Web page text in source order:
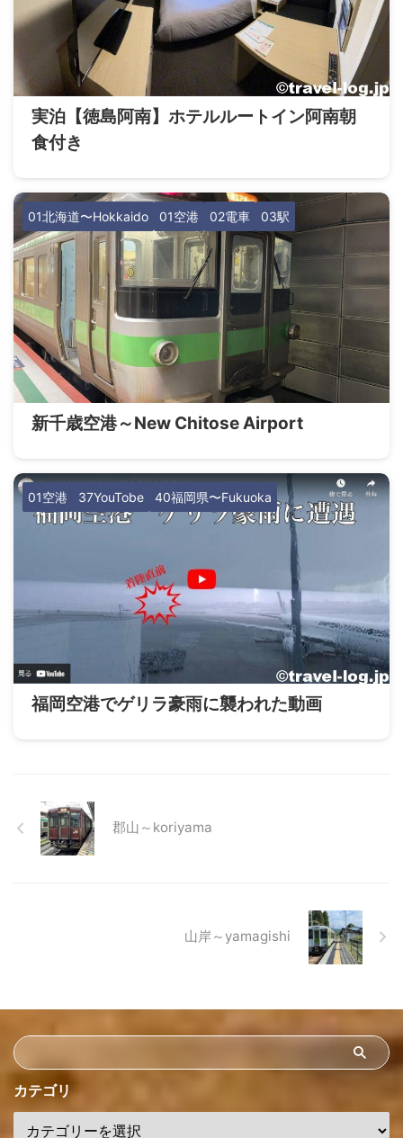
実泊【徳島阿南】ホテルルートイン阿南朝
食付き
01北海道〜Hokkaido 01空港 02電車 03駅
新千歳空港～New Chitose Airport
01空港 37YouTobe 40福岡県〜Fukuoka
福岡空港でゲリラ豪雨に襲われた動画
郡山～koriyama
山岸～yamagishi
カテゴリ